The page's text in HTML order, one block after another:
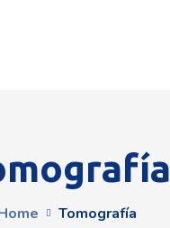
Tomografía